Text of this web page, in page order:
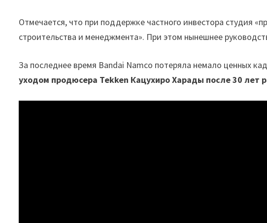
Отмечается, что при поддержке частного инвестора студия
строительства и менеджмента». При этом нынешнее
За последнее время Bandai Namco потеряла немало ценных
уходом продюсера Tekken Кацухиро Харады после 30 лет